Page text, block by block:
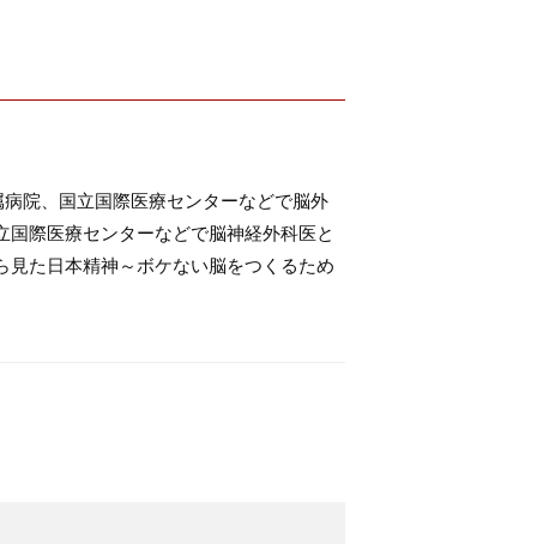
院、国立国際医療センターなどで脳外
際医療センターなどで脳神経外科医と
た日本精神～ボケない脳をつくるため